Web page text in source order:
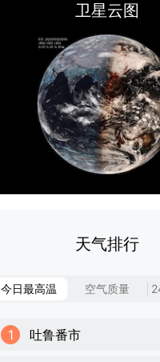
卫星云图
天气排行
今日最高温 空气质量
1 吐鲁番市